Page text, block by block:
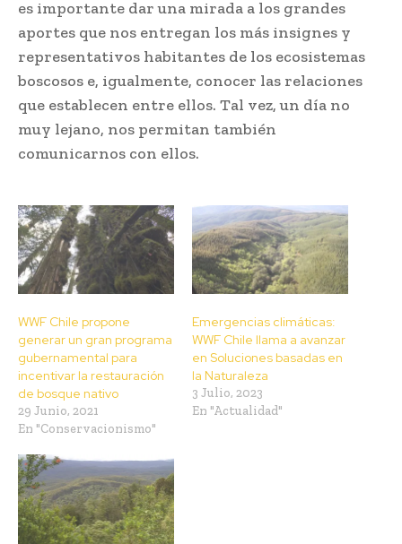
es importante dar una mirada a los grandes
aportes que nos entregan los más insignes y
representativos habitantes de los ecosistemas
boscosos e, igualmente, conocer las relaciones
que establecen entre ellos. Tal vez, un día no
muy lejano, nos permitan también
comunicarnos con ellos.
WWF Chile propone
generar un gran programa
gubernamental para
incentivar la restauración
de bosque nativo
29 Junio, 2021
En "Conservacionismo"
Emergencias climáticas:
WWF Chile llama a avanzar
en Soluciones basadas en
la Naturaleza
3 Julio, 2023
En "Actualidad"